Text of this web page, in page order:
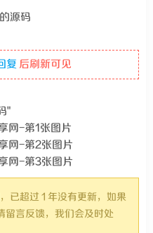
源码
复 后刷新可见
"
超过 1 年没有更新，如果
留言反馈，我们会及时处